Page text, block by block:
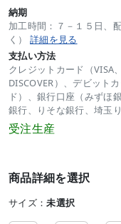
納期
加工時間：７－１５日、
く） 詳細を見る
支払い方法
クレジットカード（VISA
DISCOVER）、デビット
ド）、銀行口座（みずほ
銀行、りそな銀行、埼玉
受注生産
商品詳細を選択
サイズ：未選択